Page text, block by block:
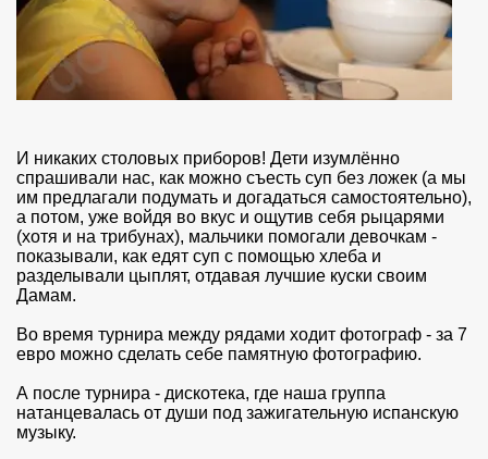
И никаких столовых приборов! Дети изумлённо
спрашивали нас, как можно съесть суп без ложек (а мы
им предлагали подумать и догадаться самостоятельно),
а потом, уже войдя во вкус и ощутив себя рыцарями
(хотя и на трибунах), мальчики помогали девочкам -
показывали, как едят суп с помощью хлеба и
разделывали цыплят, отдавая лучшие куски своим
Дамам.
Во время турнира между рядами ходит фотограф - за 7
евро можно сделать себе памятную фотографию.
А после турнира - дискотека, где наша группа
натанцевалась от души под зажигательную испанскую
музыку.